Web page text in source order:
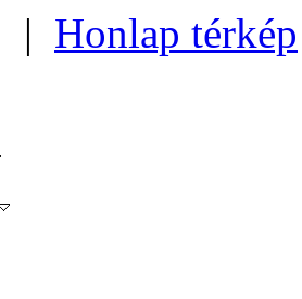
| Honlap térkép